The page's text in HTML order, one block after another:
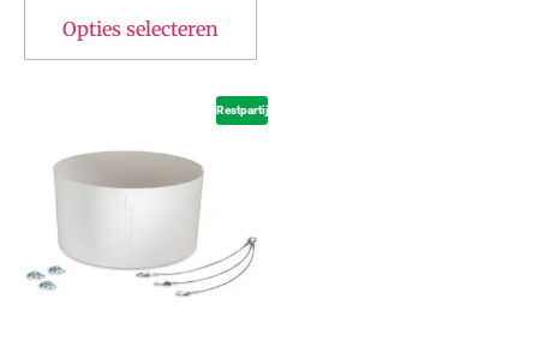
Opties selecteren
Restpartij